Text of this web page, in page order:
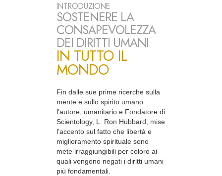
INTRODUZIONE
SOSTENERE LA
CONSAPEVOLEZZA
DEI DIRITTI UMANI
IN TUTTO IL
MONDO
Fin dalle sue prime ricerche sulla
mente e sullo spirito umano
l’autore, umanitario e Fondatore di
Scientology, L. Ron Hubbard, mise
l’accento sul fatto che libertà e
miglioramento spirituale sono
mete irraggiungibili per coloro ai
quali vengono negati i diritti umani
più fondamentali.